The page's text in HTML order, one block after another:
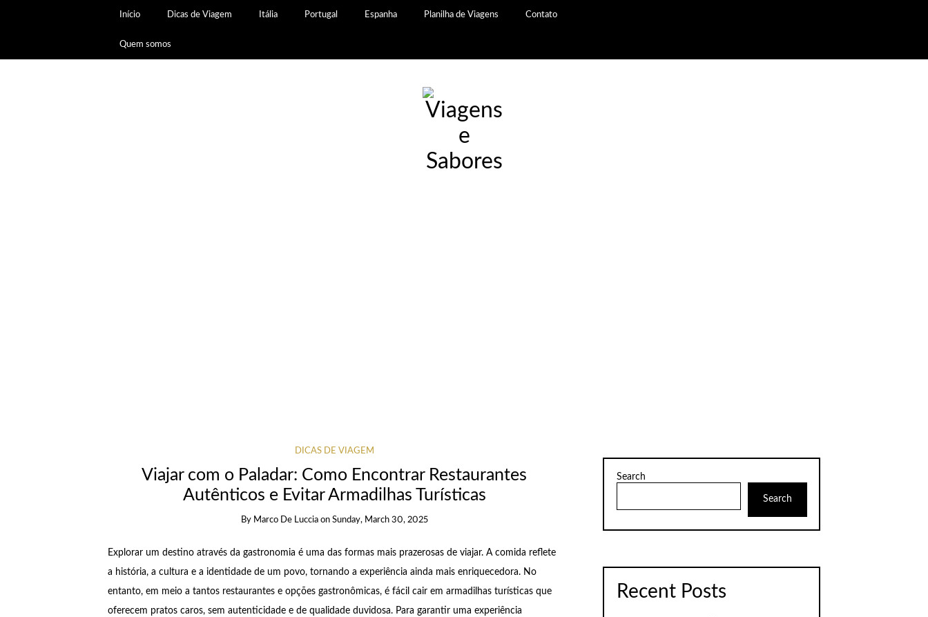
Início Dicas de Viagem Itália Portugal Espanha Planilha de Viagens Contato
Quem somos
DICAS DE VIAGEM
Viajar com o Paladar: Como Encontrar Restaurantes
Autênticos e Evitar Armadilhas Turísticas
By Marco De Luccia on Sunday, March 30, 2025
Explorar um destino através da gastronomia é uma das formas mais prazerosas de viajar. A comida reflete
a história, a cultura e a identidade de um povo, tornando a experiência ainda mais enriquecedora. No
entanto, em meio a tantos restaurantes e opções gastronômicas, é fácil cair em armadilhas turísticas que
oferecem pratos caros, sem autenticidade e de qualidade duvidosa. Para garantir uma experiência
Search
Search
Recent Posts